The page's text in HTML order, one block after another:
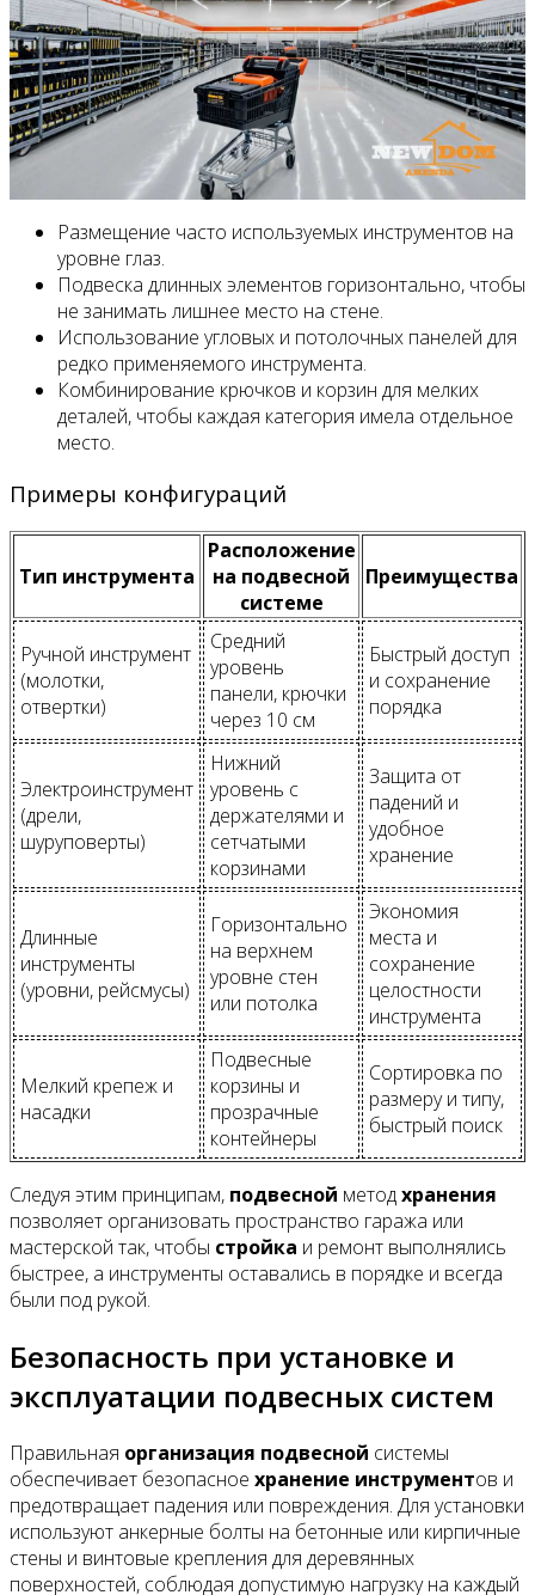
Размещение часто используемых инструментов на
уровне глаз.
Подвеска длинных элементов горизонтально, чтобы
не занимать лишнее место на стене.
Использование угловых и потолочных панелей для
редко применяемого инструмента.
Комбинирование крючков и корзин для мелких
деталей, чтобы каждая категория имела отдельное
место.
Примеры конфигураций
Тип инструмента
Расположение
на подвесной
системе
Преимущества
Ручной инструмент
(молотки,
отвертки)
Средний
уровень
панели, крючки
через 10 см
Быстрый доступ
и сохранение
порядка
Электроинструмент
(дрели,
шуруповерты)
Нижний
уровень с
держателями и
сетчатыми
корзинами
Защита от
падений и
удобное
хранение
Длинные
инструменты
(уровни, рейсмусы)
Горизонтально
на верхнем
уровне стен
или потолка
Экономия
места и
сохранение
целостности
инструмента
Мелкий крепеж и
насадки
Подвесные
корзины и
прозрачные
контейнеры
Сортировка по
размеру и типу,
быстрый поиск
Следуя этим принципам, подвесной методхранения
позволяет организовать пространство гаража или
мастерской так, чтобы стройка и ремонт выполнялись
быстрее, а инструменты оставались в порядке и всегда
были под рукой.
Безопасность при установке и
эксплуатации подвесных систем
Правильная организация подвесной системы
обеспечивает безопасное хранение инструментов и
предотвращает падения или повреждения. Для установки
используют анкерные болты на бетонные или кирпичные
стены и винтовые крепления для деревянных
поверхностей, соблюдая допустимую нагрузку на каждый